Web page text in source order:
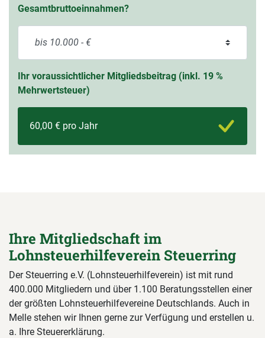
Gesamtbruttoeinnahmen?
Ihr voraussichtlicher Mitgliedsbeitrag (inkl. 19 %
Mehrwertsteuer)
60,00 € pro Jahr
Ihre Mitgliedschaft im
Lohnsteuerhilfeverein Steuerring
Der Steuerring e.V. (Lohnsteuerhilfeverein) ist mit rund
400.000 Mitgliedern und über 1.100 Beratungsstellen einer
der größten Lohnsteuerhilfevereine Deutschlands. Auch in
Melle stehen wir Ihnen gerne zur Verfügung und erstellen u.
a. Ihre Steuererklärung.